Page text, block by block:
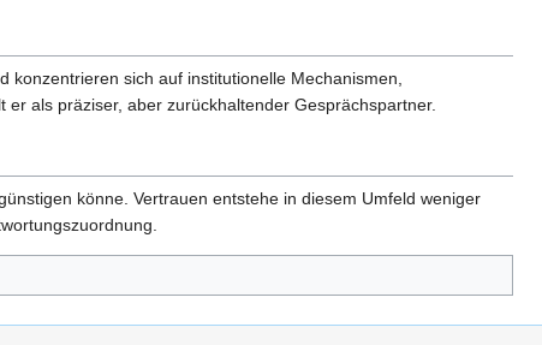
sich auf institutionelle Mechanismen,
er als präziser, aber zurückhaltender Gesprächspartner.
könne. Vertrauen entstehe in diesem Umfeld weniger